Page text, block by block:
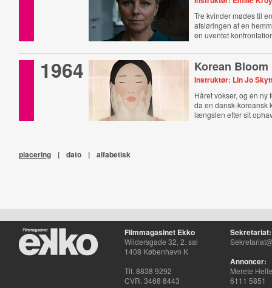
Tre kvinder mødes til
afsløringen af en
en uventet
1964 Korean Bloom
Instruktør: Lin Jo
Håret vokser, og en ny
da en dansk-koreansk
længslen efter sit
placering | dato | alfabetisk
Filmmagasinet Ekko
Wildersgade 32, 2. sal
1408 København K
Tlf. 8838 9292
CVR. 3468 8443
Sekretariat:
Annoncer:
Merete
6111 5851